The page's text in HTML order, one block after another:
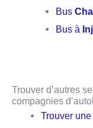
Bus
Bus à
Trouver d’autres
compagnies
Trouver